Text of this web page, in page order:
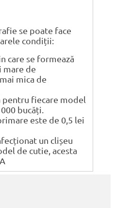
se poate face
condiții:
care se formează
mare de
mica de
pentru fiecare model
bucăți.
este de 0,5 lei
un clișeu
de cutie, acesta